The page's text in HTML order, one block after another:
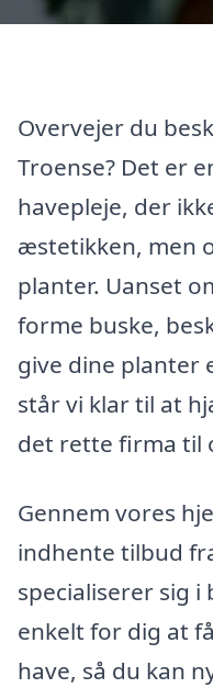
Overvejer du
Troense? Det er
havepleje, der
æstetikken, men
planter. Uanset
forme buske,
give dine planter
står vi klar til at
det rette firma til
Gennem vores
indhente tilbud
specialiserer sig
enkelt for dig at
have, så du kan